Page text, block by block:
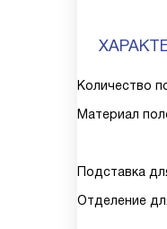
Количество
Материал
Подставка
Отделение